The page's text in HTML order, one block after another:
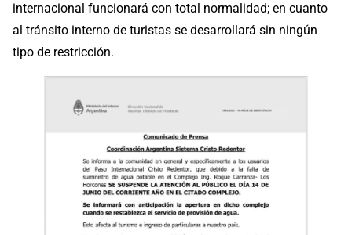
internacional funcionará con total normalidad; en cuanto
al tránsito interno de turistas se desarrollará sin ningún
tipo de restricción.